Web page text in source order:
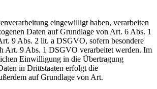
eingewilligt haben, verarbeiten
Daten auf Grundlage von Art. 6 Abs. 1
9 Abs. 2 lit. a DSGVO, sofern besondere
Art. 9 Abs. 1 DSGVO verarbeitet werden. Im
Einwilligung in die Übertragung
in Drittstaaten erfolgt die
auf Grundlage von Art.